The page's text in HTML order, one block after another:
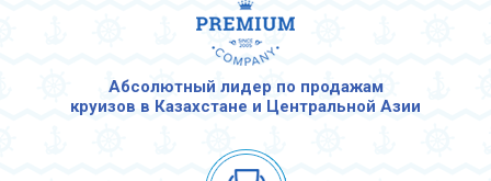
Абсолютный лидер по продажам
круизов в Казахстане и Центральной Азии